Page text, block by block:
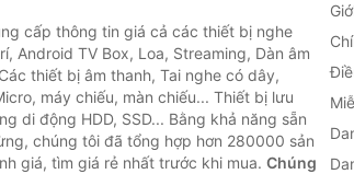
cấp thông tin giá cả các thiết bị nghe
Android TV Box, Loa, Streaming, Dàn âm
thiết bị âm thanh, Tai nghe có dây,
máy chiếu, màn chiếu... Thiết bị lưu
di động HDD, SSD... Bằng khả năng sẵn
chúng tôi đã tổng hợp hơn 280000 sản
giá, tìm giá rẻ nhất trước khi mua. Chúng